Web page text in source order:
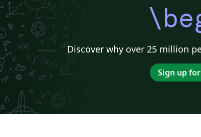
Discover why over 25 million
Sign up